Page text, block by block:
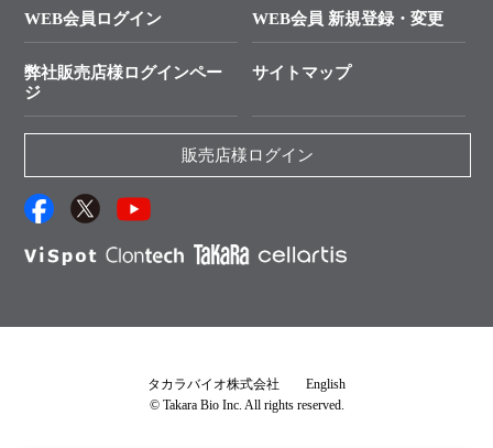
制限酵素切断サイトの検索
ユーザーズボイス集
抗体検索サイト
資料請求 機器関連
資料請求 受託関連
資料請求 核酸抽出・精製カタログ
サンプル請求一覧
プロトコール集
説明書・CoA・SDSを探す
WEB会員ログイン WEB会員 新規登録・変更
弊社販売店様ログインペー
ジ
サイトマップ
販売店様ログイン
タカラバイオ株式会社
English
© Takara Bio Inc. All rights reserved.